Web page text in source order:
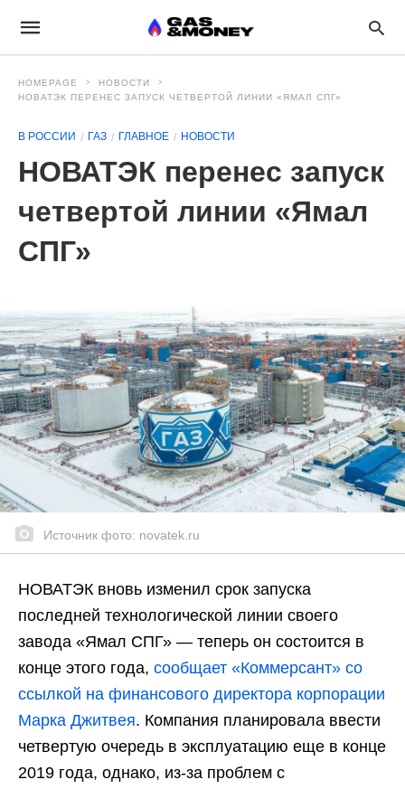
HOMEPAGE
НОВОСТИ
НОВАТЭК ПЕРЕНЕС ЗАПУСК ЧЕТВЕРТОЙ ЛИНИИ «ЯМАЛ СПГ»
В РОССИИ ГАЗ ГЛАВНОЕ НОВОСТИ
НОВАТЭК перенес запуск
четвертой линии «Ямал
СПГ»
Источник фото: novatek.ru
НОВАТЭК вновь изменил срок запуска
последней технологической линии своего
завода «Ямал СПГ» — теперь он состоится в
конце этого года, сообщает «Коммерсант» со
ссылкой на финансового директора корпорации
Марка Джитвея. Компания планировала ввести
четвертую очередь в эксплуатацию еще в конце
2019 года, однако, из-за проблем с